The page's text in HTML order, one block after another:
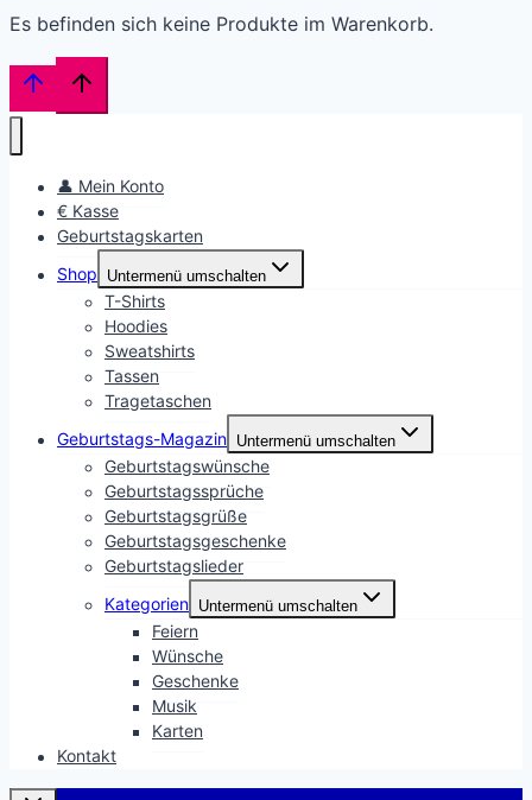
Es befinden sich keine Produkte im Warenkorb.
👤 Mein Konto
€ Kasse
Geburtstagskarten
Shop
Untermenü umschalten
T-Shirts
Hoodies
Sweatshirts
Tassen
Tragetaschen
Geburtstags-Magazin Untermenü umschalten
Geburtstagswünsche
Geburtstagssprüche
Geburtstagsgrüße
Geburtstagsgeschenke
Geburtstagslieder
Kategorien Untermenü umschalten
Feiern
Wünsche
Geschenke
Musik
Karten
Kontakt